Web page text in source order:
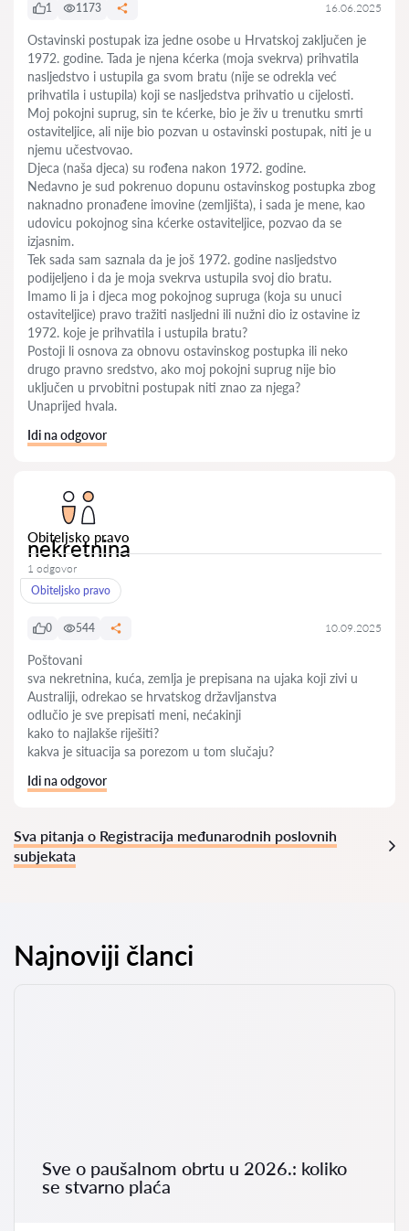
1 1173 16.06.2025
Ostavinski postupak iza jedne osobe u Hrvatskoj zaključen je
1972. godine. Tada je njena kćerka (moja svekrva) prihvatila
nasljedstvo i ustupila ga svom bratu (nije se odrekla već
prihvatila i ustupila) koji se nasljedstva prihvatio u cijelosti.
Moj pokojni suprug, sin te kćerke, bio je živ u trenutku smrti
ostaviteljice, ali nije bio pozvan u ostavinski postupak, niti je u
njemu učestvovao.
Djeca (naša djeca) su rođena nakon 1972. godine.
Nedavno je sud pokrenuo dopunu ostavinskog postupka zbog
naknadno pronađene imovine (zemljišta), i sada je mene, kao
udovicu pokojnog sina kćerke ostaviteljice, pozvao da se
izjasnim.
Tek sada sam saznala da je još 1972. godine nasljedstvo
podijeljeno i da je moja svekrva ustupila svoj dio bratu.
Imamo li ja i djeca mog pokojnog supruga (koja su unuci
ostaviteljice) pravo tražiti nasljedni ili nužni dio iz ostavine iz
1972. koje je prihvatila i ustupila bratu?
Postoji li osnova za obnovu ostavinskog postupka ili neko
drugo pravno sredstvo, ako moj pokojni suprug nije bio
uključen u prvobitni postupak niti znao za njega?
Unaprijed hvala.
Idi na odgovor
Obiteljsko pravo
nekretnina
1 odgovor
Obiteljsko pravo
0 544 10.09.2025
Poštovani
sva nekretnina, kuća, zemlja je prepisana na ujaka koji zivi u
Australiji, odrekao se hrvatskog državljanstva
odlučio je sve prepisati meni, nećakinji
kako to najlakše riješiti?
kakva je situacija sa porezom u tom slučaju?
Idi na odgovor
Sva pitanja o Registracija međunarodnih poslovnih
subjekata
Najnoviji članci
Sve o paušalnom obrtu u 2026.: koliko
se stvarno plaća